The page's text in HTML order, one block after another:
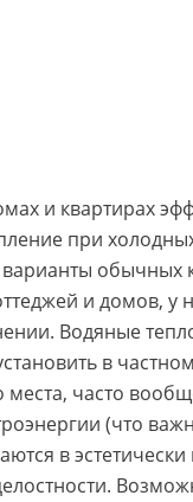
и квартирах
при
варианты
и домов, у
Водяные
в
часто
(что
в